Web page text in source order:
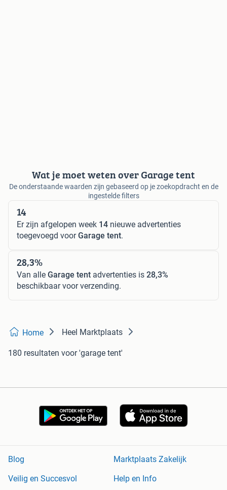
Wat je moet weten over Garage tent
De onderstaande waarden zijn gebaseerd op je zoekopdracht en de
ingestelde filters
14
Er zijn afgelopen week 14 nieuwe advertenties
toegevoegd voorGarage tent.
28,3%
Van alle Garage tent advertenties is 28,3%
beschikbaar voor verzending.
Home Heel Marktplaats
180 resultaten voor 'garage tent'
Blog
Marktplaats Zakelijk
Veilig en Succesvol
Help en Info